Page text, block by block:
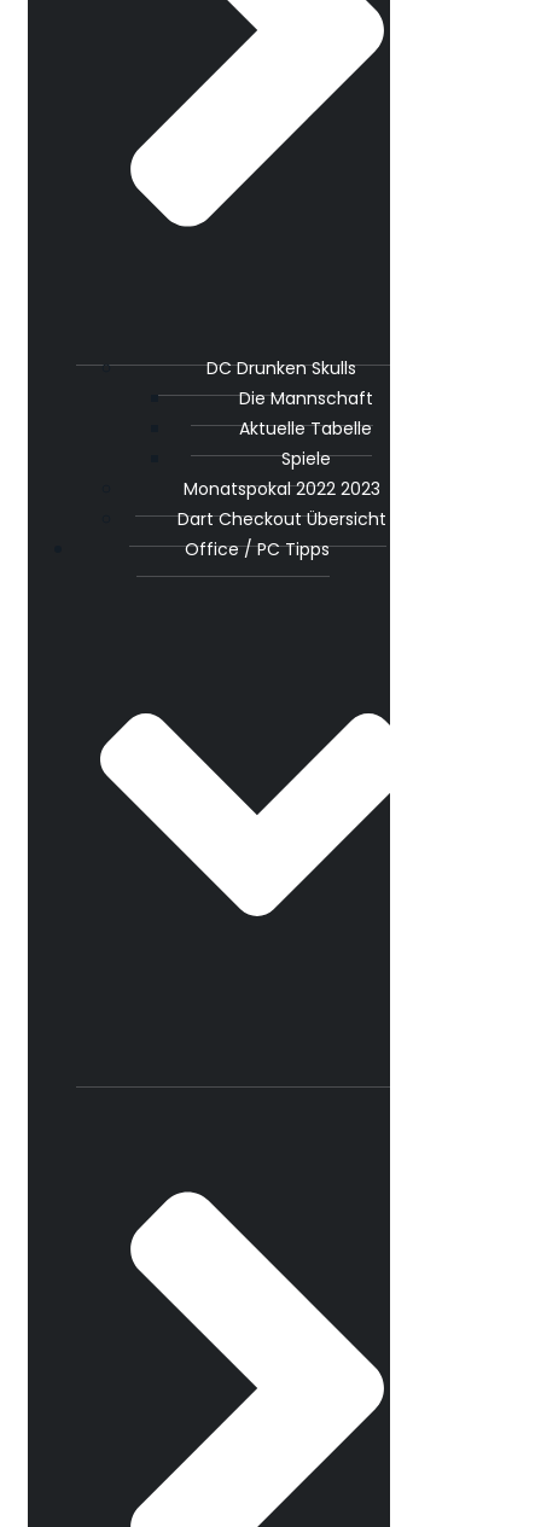
DC Drunken Skulls
Die Mannschaft
Aktuelle Tabelle
Spiele
Monatspokal 2022 2023
Dart Checkout Übersicht
Office / PC Tipps